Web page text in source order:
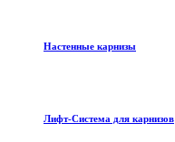
Настенные карнизы
Лифт-Система для карнизов